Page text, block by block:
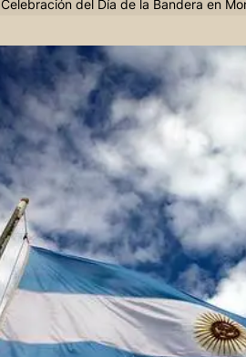
Celebración del Día de la Bandera en